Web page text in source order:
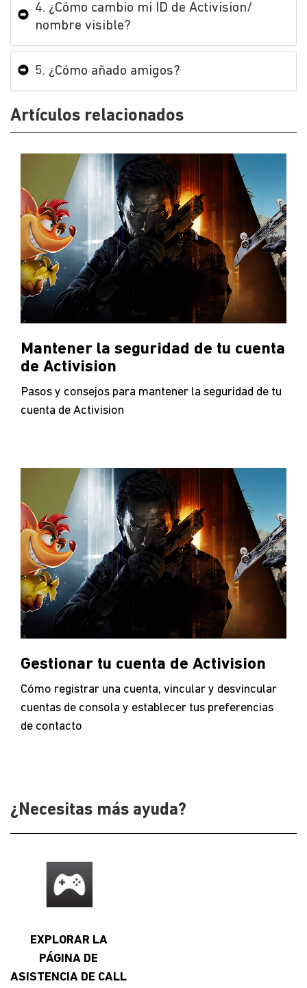
4. ¿Cómo cambio mi ID de Activision/​
nombre visible?
5. ¿Cómo añado amigos?
Artículos relacionados
Mantener la seguridad de tu cuenta
de Activision
Pasos y consejos para mantener la seguridad de tu
cuenta de Activision
Gestionar tu cuenta de Activision
Cómo registrar una cuenta, vincular y desvincular
cuentas de consola y establecer tus preferencias
de contacto
¿Necesitas más ayuda?
EXPLORAR LA
PÁGINA DE
ASISTENCIA DE CALL